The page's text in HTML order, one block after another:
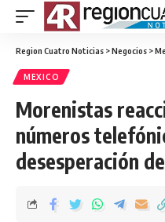
Region Cuatro Noticias >Negocios >
MEXICO
Morenistas
números
desesperación